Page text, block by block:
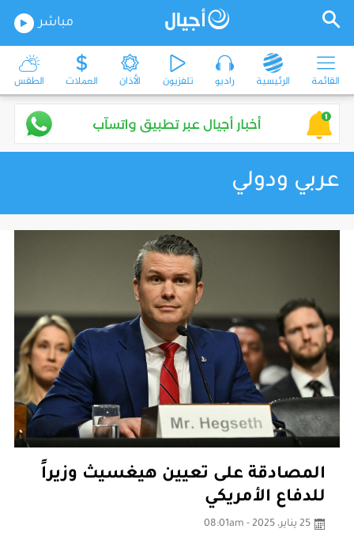
مباشر
القائمة الرئيسية راديو تلفزيون الأذان العملات الطقس
عربي ودولي
المصادقة على تعيين هيغسيث وزيراً
للدفاع الأمريكي
25 يناير، 2025 - 08:01am